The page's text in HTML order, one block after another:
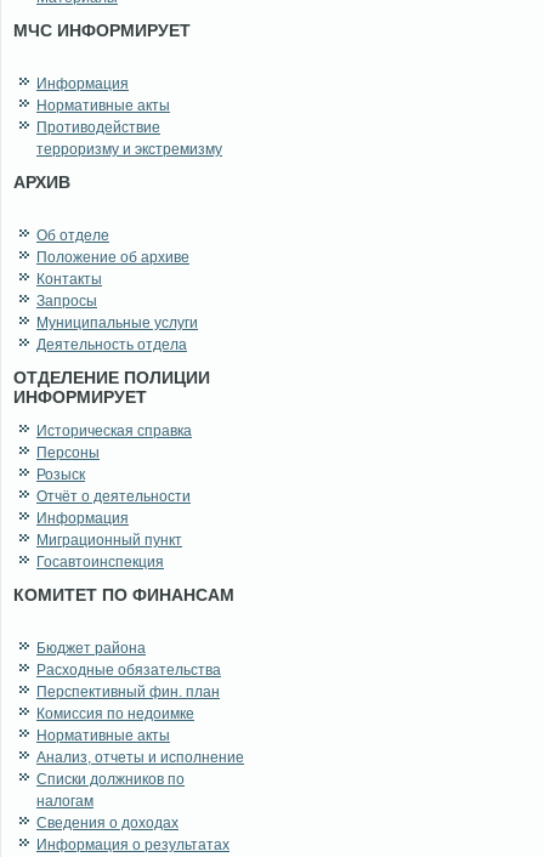
МЧС ИНФОРМИРУЕТ
Информация
Нормативные акты
Противодействие
терроризму и экстремизму
АРХИВ
Об отделе
Положение об архиве
Контакты
Запросы
Муниципальные услуги
Деятельность отдела
ОТДЕЛЕНИЕ ПОЛИЦИИ
ИНФОРМИРУЕТ
Историческая справка
Персоны
Розыск
Отчёт о деятельности
Информация
Миграционный пункт
Госавтоинспекция
КОМИТЕТ ПО ФИНАНСАМ
Бюджет района
Расходные обязательства
Перспективный фин. план
Комиссия по недоимке
Нормативные акты
Анализ, отчеты и исполнение
Списки должников по
налогам
Сведения о доходах
Информация о результатах